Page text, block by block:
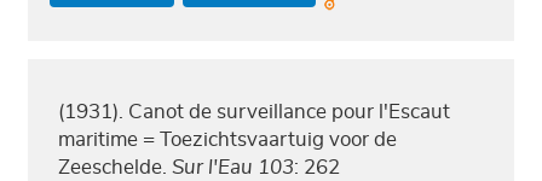
(1931). Canot de surveillance pour l'Escaut
maritime = Toezichtsvaartuig voor de
Zeeschelde.Sur l'Eau 103: 262